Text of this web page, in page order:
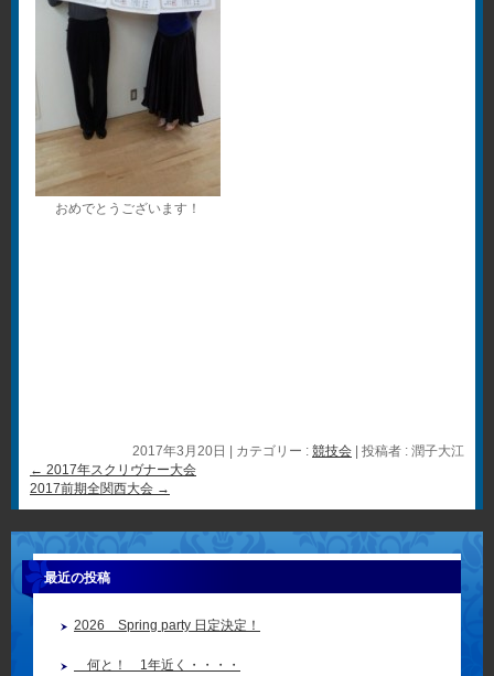
おめでとうございます！
2017年3月20日 カテゴリー : 競技会
投稿者 : 潤子大江
← 2017年スクリヴナー大会
2017前期全関西大会 →
最近の投稿
2026 Spring party 日定決定！
何と！ 1年近く・・・・